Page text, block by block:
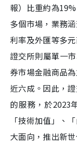
報）比重約為
多個市場，業務
利率及外匯等多
證交所則屬單一
券市場金融商品
近六成。因此，
的服務，於2023
「技術加值」、
大面向，推出新